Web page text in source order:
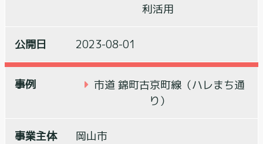
利活用
2023-08-01
市道 錦町古京町線（ハレまち通
り）
岡山市